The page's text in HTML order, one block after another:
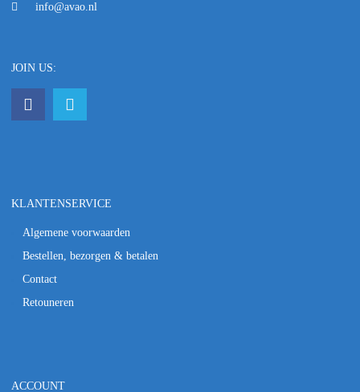
info@avao.nl
JOIN US:
KLANTENSERVICE
Algemene voorwaarden
Bestellen, bezorgen & betalen
Contact
Retouneren
ACCOUNT